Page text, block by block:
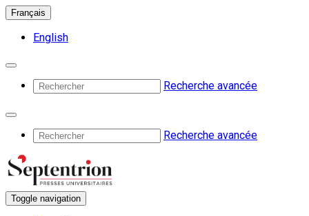
Français
English
Recherche avancée
Recherche avancée
Toggle navigation